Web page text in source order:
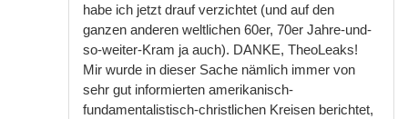
habe ich jetzt drauf verzichtet (und auf den
ganzen anderen weltlichen 60er, 70er Jahre-und-
so-weiter-Kram ja auch). DANKE, TheoLeaks!
Mir wurde in dieser Sache nämlich immer von
sehr gut informierten amerikanisch-
fundamentalistisch-christlichen Kreisen berichtet,